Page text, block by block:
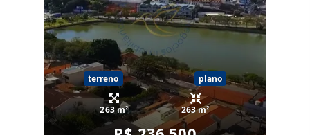
terreno plano
263 m² 263 m²